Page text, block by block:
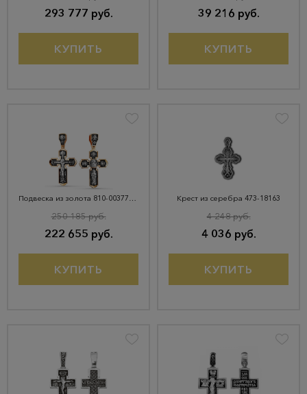
293 777 руб.
КУПИТЬ
39 216 руб.
КУПИТЬ
Подвеска из золота 810-00377-10-00-00-00
222 655 руб.
250 185 руб.
КУПИТЬ
Крест из серебра 473-18163
4 036 руб.
4 248 руб.
КУПИТЬ